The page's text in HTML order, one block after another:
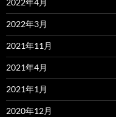
2022年3月
2021年11月
2021年4月
2021年1月
2020年12月